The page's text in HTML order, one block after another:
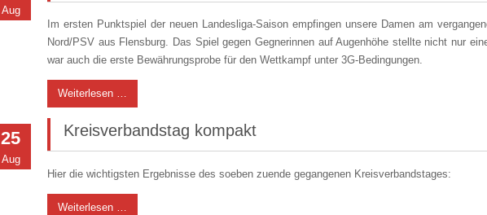
Aug
Im ersten Punktspiel der neuen Landesliga-Saison empfingen unsere Damen am
Nord/PSV aus Flensburg. Das Spiel gegen Gegnerinnen auf Augenhöhe stellte nicht nur
war auch die erste Bewährungsprobe für den Wettkampf unter 3G-Bedingungen.
Weiterlesen …
25
Aug
Kreisverbandstag kompakt
Hier die wichtigsten Ergebnisse des soeben zuende gegangenen Kreisverbandstages:
Weiterlesen …